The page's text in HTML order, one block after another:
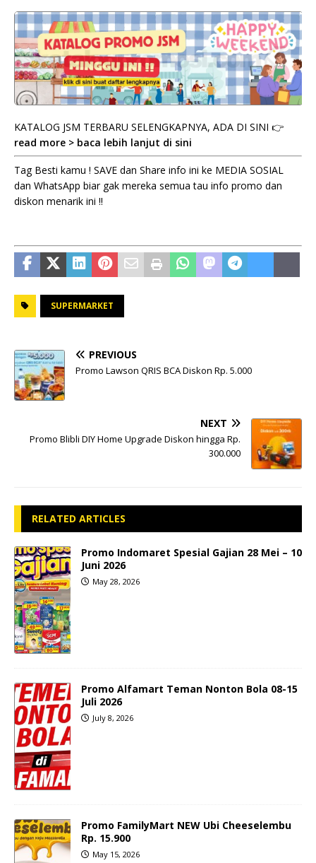
KATALOG JSM TERBARU SELENGKAPNYA, ADA DI SINI 👉
read more > baca lebih lanjut di sini
Tag Besti kamu ! SAVE dan Share info ini ke MEDIA SOSIAL
dan WhatsApp biar gak mereka semua tau info promo dan
diskon menarik ini !!
SUPERMARKET
PREVIOUS
Promo Lawson QRIS BCA Diskon Rp. 5.000
NEXT
Promo Blibli DIY Home Upgrade Diskon hingga Rp.
300.000
RELATED ARTICLES
Promo Indomaret Spesial Gajian 28 Mei – 10
Juni 2026
May 28, 2026
Promo Alfamart Teman Nonton Bola 08-15
Juli 2026
July 8, 2026
Promo FamilyMart NEW Ubi Cheeselembu
Rp. 15.900
May 15, 2026